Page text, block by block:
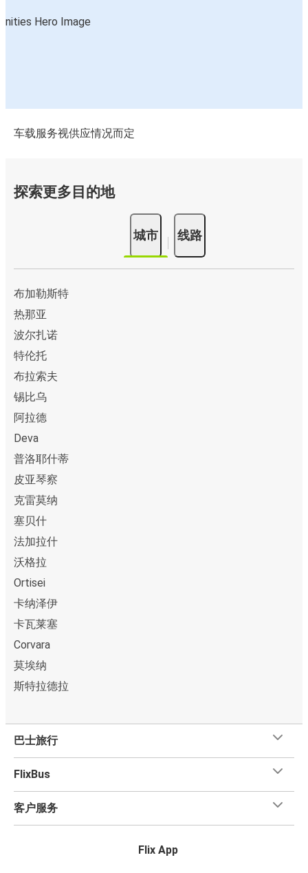
车载服务视供应情况而定
探索更多目的地
城市 线路
布加勒斯特
热那亚
波尔扎诺
特伦托
布拉索夫
锡比乌
阿拉德
Deva
普洛耶什蒂
皮亚琴察
克雷莫纳
塞贝什
法加拉什
沃格拉
Ortisei
卡纳泽伊
卡瓦莱塞
Corvara
莫埃纳
斯特拉德拉
巴士旅行
FlixBus
客户服务
Flix App